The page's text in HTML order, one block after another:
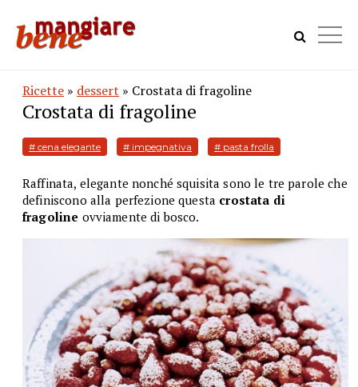
Ricette » dessert » Crostata di fragoline
Crostata di fragoline
# cena elegante # impegnativa # pasta frolla
Raffinata, elegante nonché squisita sono le tre parole che
definiscono alla perfezione questa crostata di
fragoline ovviamente di bosco.